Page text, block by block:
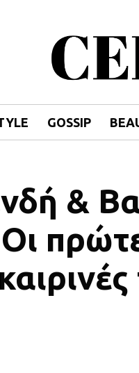
GOSSIP
&